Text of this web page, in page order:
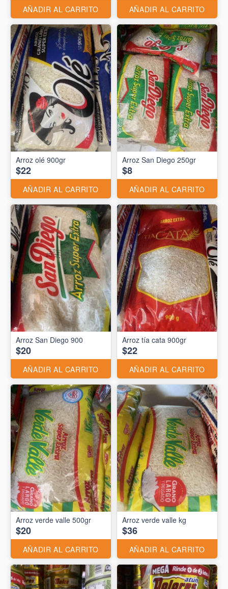
AÑADIR AL CARRITO AÑADIR AL CARRITO
Arroz olé 900gr
$22
AÑADIR AL CARRITO
Arroz San Diego 250gr
$8
AÑADIR AL CARRITO
Arroz San Diego 900
$20
AÑADIR AL CARRITO
Arroz tía cata 900gr
$22
AÑADIR AL CARRITO
Arroz verde valle 500gr
$20
AÑADIR AL CARRITO
Arroz verde valle kg
$36
AÑADIR AL CARRITO